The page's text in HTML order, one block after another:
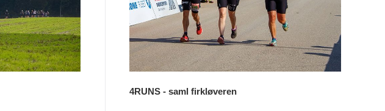
4RUNS - saml firkløveren